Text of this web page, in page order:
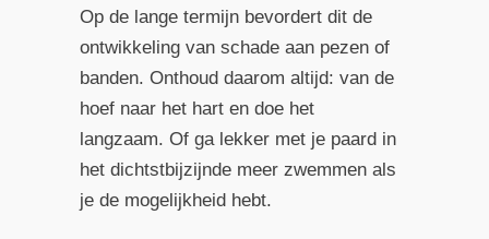
Op de lange termijn bevordert dit de
ontwikkeling van schade aan pezen of
banden. Onthoud daarom altijd: van de
hoef naar het hart en doe het
langzaam. Of ga lekker met je paard in
het dichtstbijzijnde meer zwemmen als
je de mogelijkheid hebt.